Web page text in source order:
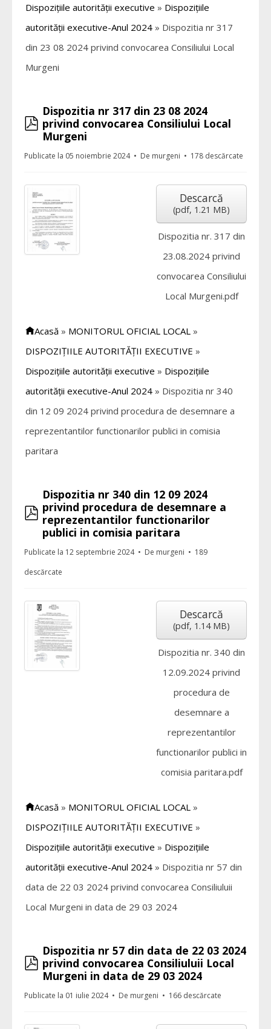
Dispozițiile autorității executive » Dispozițiile
autorității executive-Anul 2024 » Dispozitia nr 317
din 23 08 2024 privind convocarea Consiliului Local
Murgeni
pdf
Dispozitia nr 317 din 23 08 2024
privind convocarea Consiliului Local
Murgeni
Publicate la 05 noiembrie 2024 De murgeni 178 descărcate
Descarcă
(pdf, 1.21 MB)
Dispozitia nr. 317 din
23.08.2024 privind
convocarea Consiliului
Local Murgeni.pdf
Acasă » MONITORUL OFICIAL LOCAL »
DISPOZIȚIILE AUTORITĂȚII EXECUTIVE »
Dispozițiile autorității executive » Dispozițiile
autorității executive-Anul 2024 » Dispozitia nr 340
din 12 09 2024 privind procedura de desemnare a
reprezentantilor functionarilor publici in comisia
paritara
pdf
Dispozitia nr 340 din 12 09 2024
privind procedura de desemnare a
reprezentantilor functionarilor
publici in comisia paritara
Publicate la 12 septembrie 2024 De murgeni
189
descărcate
Descarcă
(pdf, 1.14 MB)
Dispozitia nr. 340 din
12.09.2024 privind
procedura de
desemnare a
reprezentantilor
functionarilor publici in
comisia paritara.pdf
Acasă » MONITORUL OFICIAL LOCAL »
DISPOZIȚIILE AUTORITĂȚII EXECUTIVE »
Dispozițiile autorității executive » Dispozițiile
autorității executive-Anul 2024 » Dispozitia nr 57 din
data de 22 03 2024 privind convocarea Consiliuluii
Local Murgeni in data de 29 03 2024
pdf
Dispozitia nr 57 din data de 22 03 2024
privind convocarea Consiliuluii Local
Murgeni in data de 29 03 2024
Publicate la 01 iulie 2024 De murgeni 166 descărcate